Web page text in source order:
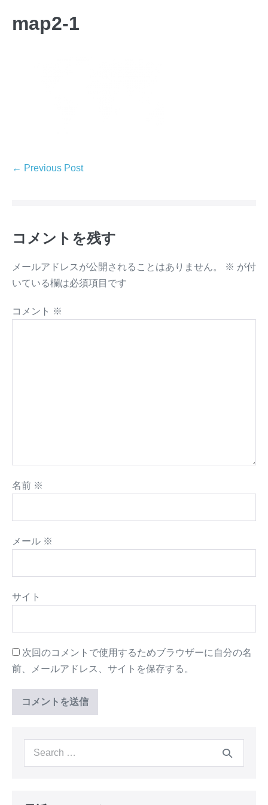
map2-1
← Previous Post
コメントを残す
メールアドレスが公開されることはありません。 ※ が付
いている欄は必須項目です
コメント ※
名前 ※
メール ※
サイト
次回のコメントで使用するためブラウザーに自分の名
前、メールアドレス、サイトを保存する。